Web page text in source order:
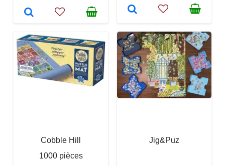
Cobble Hill
1000 pièces
Jig&Puz